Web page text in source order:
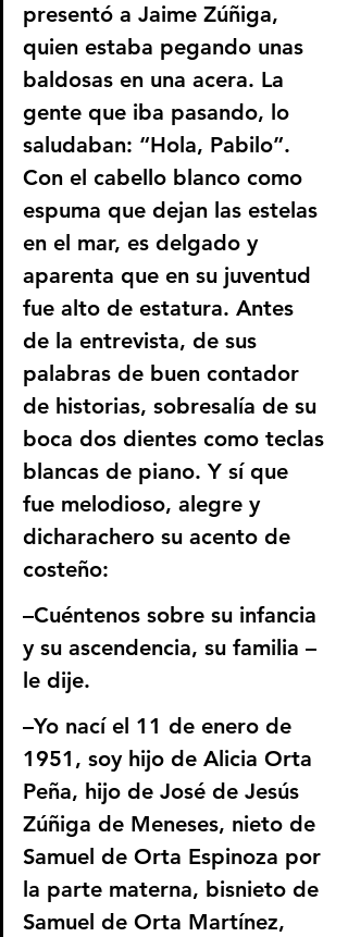
presentó a Jaime Zúñiga,
quien estaba pegando unas
baldosas en una acera. La
gente que iba pasando, lo
saludaban: “Hola, Pabilo”.
Con el cabello blanco como
espuma que dejan las estelas
en el mar, es delgado y
aparenta que en su juventud
fue alto de estatura. Antes
de la entrevista, de sus
palabras de buen contador
de historias, sobresalía de su
boca dos dientes como teclas
blancas de piano. Y sí que
fue melodioso, alegre y
dicharachero su acento de
costeño:
–Cuéntenos sobre su infancia
y su ascendencia, su familia –
le dije.
–Yo nací el 11 de enero de
1951, soy hijo de Alicia Orta
Peña, hijo de José de Jesús
Zúñiga de Meneses, nieto de
Samuel de Orta Espinoza por
la parte materna, bisnieto de
Samuel de Orta Martínez,